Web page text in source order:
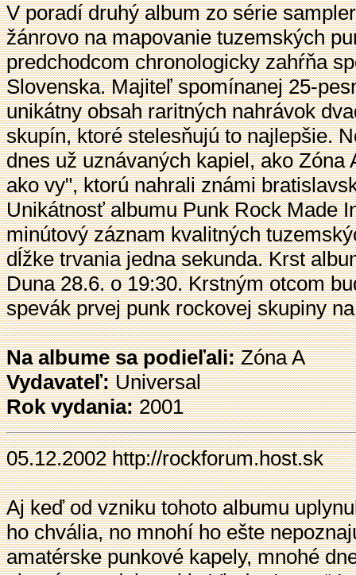
V poradí druhý album zo série
žánrovo na mapovanie tuzemských
predchodcom chronologicky zahŕňa
Slovenska. Majiteľ spomínanej 25-
unikátny obsah raritných nahrávok
skupín, ktoré stelesňujú to najlepšie.
dnes už uznávaných kapiel, ako
ako vy", ktorú nahrali známi
Unikátnosť albumu Punk Rock Made
minútový záznam kvalitných
dĺžke trvania jedna sekunda. Krst
Duna 28.6. o 19:30. Krstným otcom
spevák prvej punk rockovej skupiny
Na albume sa podieľali:Zóna A
Vydavateľ:Universal
Rok vydania:2001
05.12.2002http://rockforum.host.sk
Aj keď od vzniku tohoto albumu
ho chvália, no mnohí ho ešte
amatérske punkové kapely, mnohé